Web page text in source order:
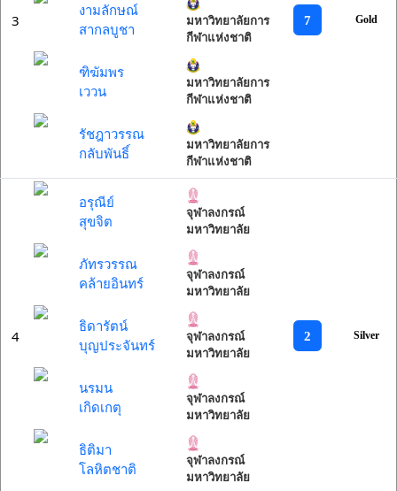
3
งามลักษณ์
สากลบูชา
มหาวิทยาลัยการ
กีฬาแห่งชาติ
ฑิฆัมพร
เววน
มหาวิทยาลัยการ
กีฬาแห่งชาติ
รัชฎาวรรณ
กลับพันธิ์
มหาวิทยาลัยการ
กีฬาแห่งชาติ
7 Gold
4
อรุณีย์
สุขจิต
จุฬาลงกรณ์
มหาวิทยาลัย
ภัทรวรรณ
คล้ายอินทร์
จุฬาลงกรณ์
มหาวิทยาลัย
ธิดารัตน์
บุญประจันทร์
จุฬาลงกรณ์
มหาวิทยาลัย
นรมน
เกิดเกตุ
จุฬาลงกรณ์
มหาวิทยาลัย
ธิติมา
โลหิตชาติ
จุฬาลงกรณ์
มหาวิทยาลัย
2 Silver